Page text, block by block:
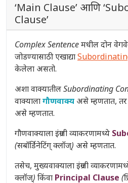
‘Main Clause’ आणि
Clause’
Complex Sentenceमधील दोन
जोडण्यासाठी एखाद्या
केलेला असतो.
अशा वाक्यातीलSubordinating
वाक्यालागौणवाक्य असे म्हणतात, तर
असे म्हणतात.
गौणवाक्याला इंग्रजी व्याकरणामध्ये
(सबॉर्डिनेटिंग् क्लॉज्) असे म्हणतात.
तसेच, मुख्यवाक्याला इंग्रजी
क्लॉज्) किंवा Principal Clause